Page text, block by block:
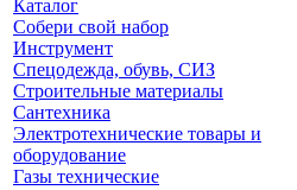
Каталог
Собери свой набор
Инструмент
Спецодежда, обувь, СИЗ
Строительные материалы
Сантехника
Электротехнические товары и
оборудование
Газы технические